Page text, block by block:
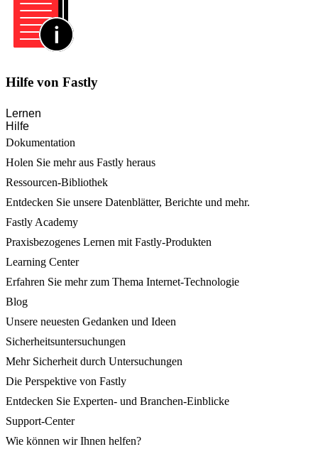
Hilfe von Fastly
Lernen
Hilfe
Dokumentation
Holen Sie mehr aus Fastly heraus
Ressourcen-Bibliothek
Entdecken Sie unsere Datenblätter, Berichte und mehr.
Fastly Academy
Praxisbezogenes Lernen mit Fastly-Produkten
Learning Center
Erfahren Sie mehr zum Thema Internet-Technologie
Blog
Unsere neuesten Gedanken und Ideen
Sicherheitsuntersuchungen
Mehr Sicherheit durch Untersuchungen
Die Perspektive von Fastly
Entdecken Sie Experten- und Branchen-Einblicke
Support-Center
Wie können wir Ihnen helfen?